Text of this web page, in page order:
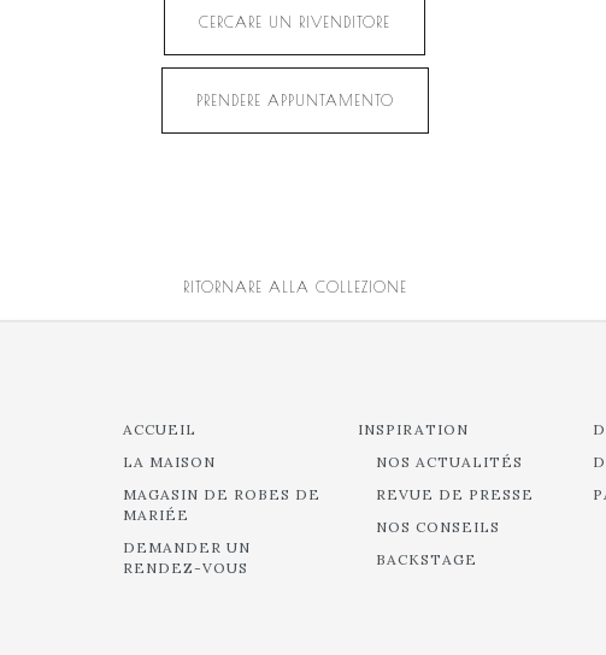
CERCARE UN RIVENDITORE
PRENDERE APPUNTAMENTO
RITORNARE ALLA COLLEZIONE
ACCUEIL
LA MAISON
MAGASIN DE ROBES DE
MARIÉE
DEMANDER UN
RENDEZ-VOUS
INSPIRATION
NOS ACTUALITÉS
REVUE DE PRESSE
NOS CONSEILS
BACKSTAGE